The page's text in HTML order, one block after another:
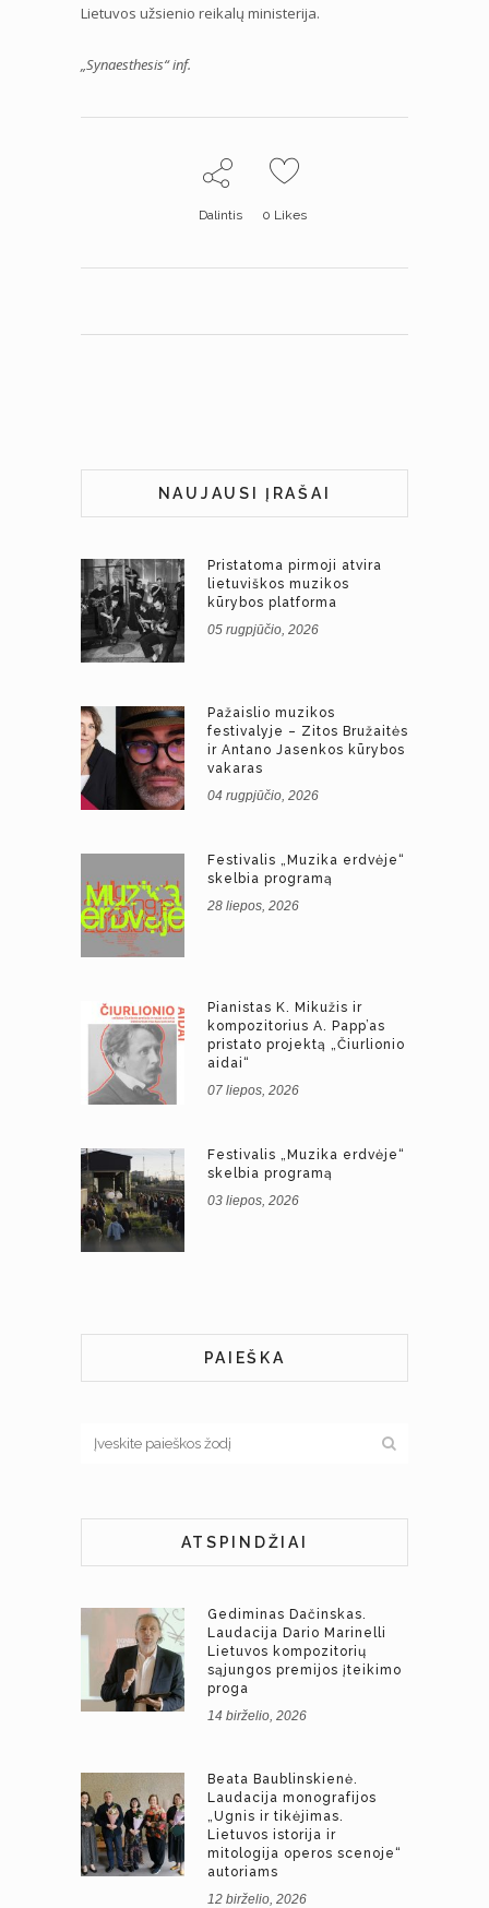
Lietuvos užsienio reikalų ministerija.
„Synaesthesis“ inf.
Dalintis 0 Likes
NAUJAUSI ĮRAŠAI
Pristatoma pirmoji atvira
lietuviškos muzikos
kūrybos platforma
05 rugpjūčio, 2026
Pažaislio muzikos
festivalyje – Zitos Bružaitės
ir Antano Jasenkos kūrybos
vakaras
04 rugpjūčio, 2026
Festivalis „Muzika erdvėje“
skelbia programą
28 liepos, 2026
Pianistas K. Mikužis ir
kompozitorius A. Papp’as
pristato projektą „Čiurlionio
aidai“
07 liepos, 2026
Festivalis „Muzika erdvėje“
skelbia programą
03 liepos, 2026
PAIEŠKA
ATSPINDŽIAI
Gediminas Dačinskas.
Laudacija Dario Marinelli
Lietuvos kompozitorių
sąjungos premijos įteikimo
proga
14 birželio, 2026
Beata Baublinskienė.
Laudacija monografijos
„Ugnis ir tikėjimas.
Lietuvos istorija ir
mitologija operos scenoje“
autoriams
12 birželio, 2026